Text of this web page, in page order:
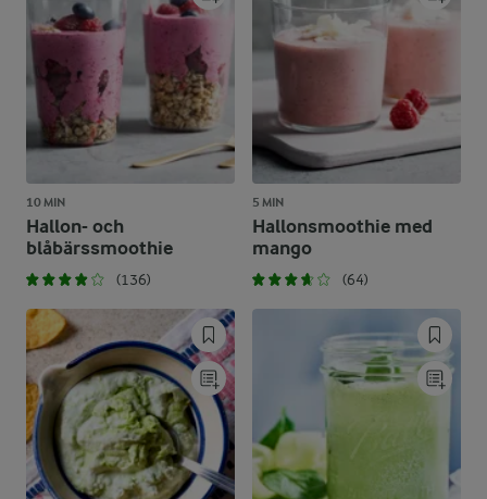
10 MIN
Hallon- och
blåbärssmoothie
(136)
5 MIN
Hallonsmoothie med
mango
(64)